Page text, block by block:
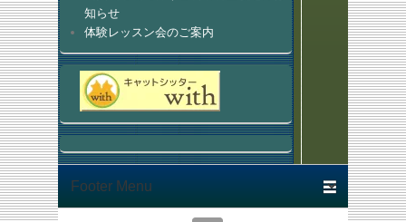
知らせ
体験レッスン会のご案内